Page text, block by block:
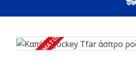
ΕΚΤΌΣ ΑΠΟΘΈΜΑΤΟΣ